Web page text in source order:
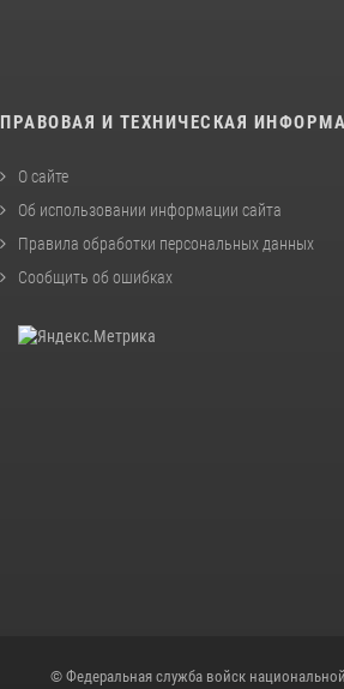
ПРАВОВАЯ И ТЕХНИЧЕСКАЯ
О сайте
Об использовании информации сайта
Правила обработки персональных данных
Сообщить об ошибках
© Федеральная служба войск